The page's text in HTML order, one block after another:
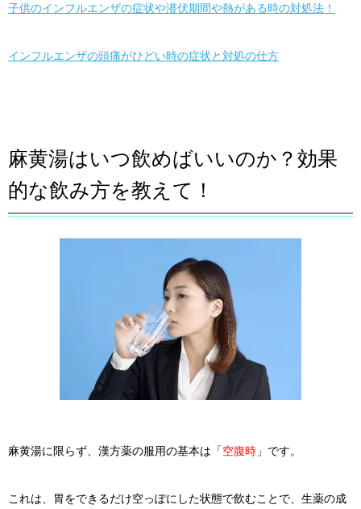
子供のインフルエンザの症状や潜伏期間や熱がある時の対処法！
インフルエンザの頭痛がひどい時の症状と対処の仕方
麻黄湯はいつ飲めばいいのか？効果
的な飲み方を教えて！
麻黄湯に限らず、漢方薬の服用の基本は「空腹時 」です。
これは、胃をできるだけ空っぽにした状態で飲むことで、生薬の成